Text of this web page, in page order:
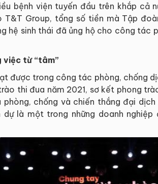
bệnh viện tuyến đầu trên khắp cả
T&T Group, tổng số tiền mà Tập
hệ sinh thái đã ủng hộ cho công tác
việc từ “tâm”
được trong công tác phòng, chống
thi đua năm 2021, sơ kết phong
chống và chiến thắng đại dịch
dự là một trong những doanh